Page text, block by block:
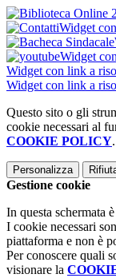
Widget
Widget
Widget con link a
Widget con link a
Questo sito o gli
cookie necessari al
COOKIE POLICY.
Personalizza
Gestione cookie
In questa schermata
I cookie necessari
piattaforma e non è
Per conoscere quali
visionare la